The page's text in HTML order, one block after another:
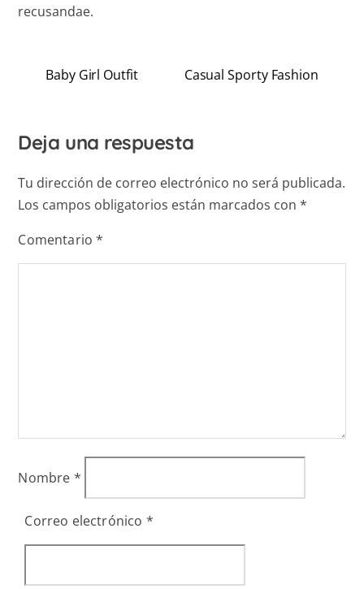
recusandae.
Baby Girl Outfit Casual Sporty Fashion
Deja una respuesta
Tu dirección de correo electrónico no será publicada.
Los campos obligatorios están marcados con*
Comentario*
Nombre *
Correo electrónico *